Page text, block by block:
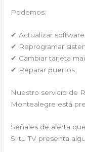
Podemos:
✔ Actualizar software
✔ Reprogramar
✔ Cambiar tarjeta
✔ Reparar puertos
Nuestro servicio de
Montealegre está
Señales de alerta
Si tu TV presenta